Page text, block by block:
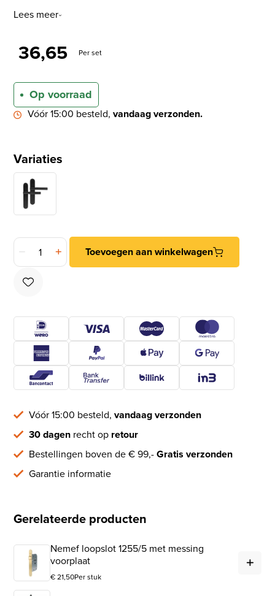
Lees meer
36,65 Per set
Op voorraad
Vóór 15:00 besteld,vandaag verzonden.
Variaties
Differnz deurklink Utrecht op ovaal schild blind goud aantal
Toevoegen aan winkelwagen
Vóór 15:00 besteld,vandaag verzonden
30 dagen recht op retour
Bestellingen boven de € 99,-Gratis verzonden
Garantie informatie
Gerelateerde producten
Nemef loopslot 1255/5 met messing
voorplaat
€21,50Per stuk